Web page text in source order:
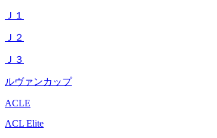
Ｊ１
Ｊ２
Ｊ３
ルヴァンカップ
ACLE
ACL Elite